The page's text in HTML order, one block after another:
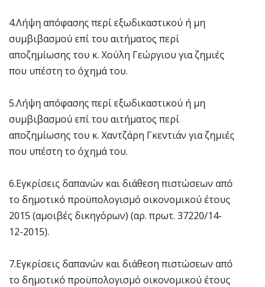
4.Λήψη απόφασης περί εξωδικαστικού ή μη
συμβιβασμού επί του αιτήματος περί
αποζημίωσης του κ. Χούλη Γεώργιου για ζημιές
που υπέστη το όχημά του.
5.Λήψη απόφασης περί εξωδικαστικού ή μη
συμβιβασμού επί του αιτήματος περί
αποζημίωσης του κ. Χαντζάρη Γκεντιάν για ζημιές
που υπέστη το όχημά του.
6.Εγκρίσεις δαπανών και διάθεση πιστώσεων από
το δημοτικό προϋπολογισμό οικονομικού έτους
2015 (αμοιβές δικηγόρων) (αρ. πρωτ. 37220/14-
12-2015).
7.Εγκρίσεις δαπανών και διάθεση πιστώσεων από
το δημοτικό προϋπολογισμό οικονομικού έτους